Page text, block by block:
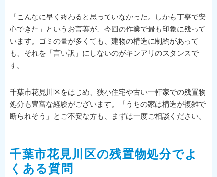
「こんなに早く終わると思っていなかった。しかも丁寧で安
心できた」というお言葉が、今回の作業で最も印象に残って
います。ゴミの量が多くても、建物の構造に制約があって
も、それを「言い訳」にしないのがキンアリのスタンスで
す。
千葉市花見川区をはじめ、狭小住宅や古い一軒家での残置物
処分も豊富な経験がございます。「うちの家は構造が複雑で
断られそう」とご不安な方も、まずは一度ご相談ください。
千葉市花見川区の残置物処分でよ
くある質問